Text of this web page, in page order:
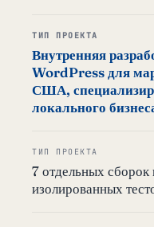
ТИП ПРОЕКТА
Внутренняя
WordPress для
США,
локального
ТИП ПРОЕКТА
7 отдельных
изолированных